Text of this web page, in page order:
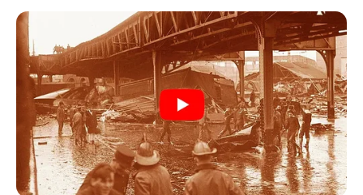
หากคุณชื่นชอบอย่าลืมกดไลด์ กดแชร์เป็นกำลังใจให้
อาจารย์แมน พลังเลข และทีมงานด้วยนะครับ #หมอแมน
พลังเลข
ตรวจหวยย้อนหลังทุกงวดได้ที่
นี้ https://lotto.mthai.com/